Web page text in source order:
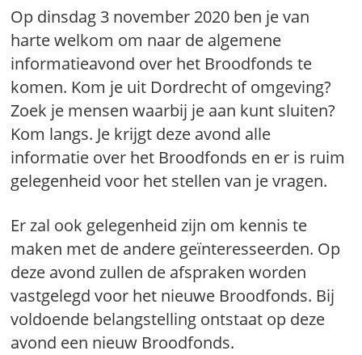
Op dinsdag 3 november 2020 ben je van
harte welkom om naar de algemene
informatieavond over het Broodfonds te
komen. Kom je uit Dordrecht of omgeving?
Zoek je mensen waarbij je aan kunt sluiten?
Kom langs. Je krijgt deze avond alle
informatie over het Broodfonds en er is ruim
gelegenheid voor het stellen van je vragen.
Er zal ook gelegenheid zijn om kennis te
maken met de andere geïnteresseerden. Op
deze avond zullen de afspraken worden
vastgelegd voor het nieuwe Broodfonds. Bij
voldoende belangstelling ontstaat op deze
avond een nieuw Broodfonds.